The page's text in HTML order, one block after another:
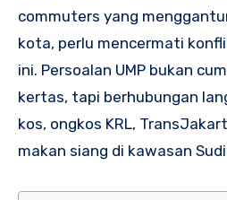
commuters yang
kota, perlu mencermati
ini. Persoalan UMP bukan
kertas, tapi berhubungan
kos, ongkos KRL,
makan siang di kawasan